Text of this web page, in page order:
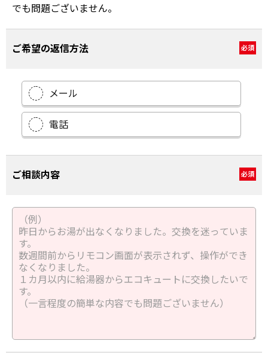
でも問題ございません。
ご希望の返信方法 必須
メール
電話
ご相談内容 必須